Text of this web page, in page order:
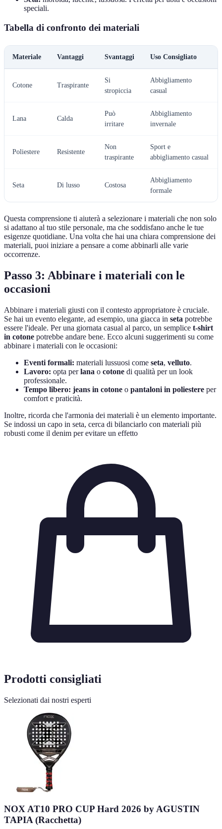
speciali.
Tabella di confronto dei materiali
Materiale Vantaggi Svantaggi Uso Consigliato
Cotone Traspirante
Si
stropiccia
Abbigliamento
casual
Lana Calda
Può
irritare
Abbigliamento
invernale
Poliestere Resistente
Non
traspirante
Sport e
abbigliamento casual
Seta Di lusso Costosa
Abbigliamento
formale
Questa comprensione ti aiuterà a selezionare i materiali che non solo
si adattano al tuo stile personale, ma che soddisfano anche le tue
esigenze quotidiane. Una volta che hai una chiara comprensione dei
materiali, puoi iniziare a pensare a come abbinarli alle varie
occorrenze.
Passo 3: Abbinare i materiali con le
occasioni
Abbinare i materiali giusti con il contesto appropriatore è cruciale.
Se hai un evento elegante, ad esempio, una giacca in seta potrebbe
essere l'ideale. Per una giornata casual al parco, un semplice t-shirt
in cotone potrebbe andare bene. Ecco alcuni suggerimenti su come
abbinare i materiali con le occasioni:
Eventi formali: materiali lussuosi come seta, velluto.
Lavoro: opta perlana o cotone di qualità per un look
professionale.
Tempo libero: jeans in cotone o pantaloni in poliestere per
comfort e praticità.
Inoltre, ricorda che l'armonia dei materiali è un elemento importante.
Se indossi un capo in seta, cerca di bilanciarlo con materiali più
robusti come il denim per evitare un effetto
Prodotti consigliati
Selezionati dai nostri esperti
NOX AT10 PRO CUP Hard 2026 by AGUSTIN
TAPIA (Racchetta)